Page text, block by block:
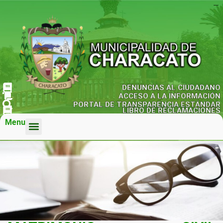
DENUNCIAS AL CIUDADANO
ACCESO A LA INFORMACIÓN
PORTAL DE TRANSPARENCIA ESTÁNDAR
LIBRO DE RECLAMACIONES
Menu